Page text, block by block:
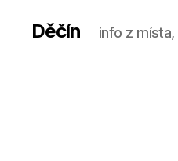
Děčín info z